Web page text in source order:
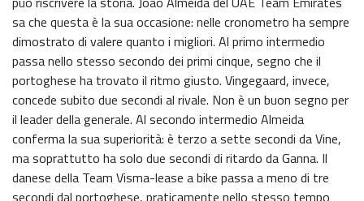
sa che questa è la sua occasione: nelle cronometro ha sempre
dimostrato di valere quanto i migliori. Al primo intermedio
passa nello stesso secondo dei primi cinque, segno che il
portoghese ha trovato il ritmo giusto. Vingegaard, invece,
concede subito due secondi al rivale. Non è un buon segno per
il leader della generale. Al secondo intermedio Almeida
conferma la sua superiorità: è terzo a sette secondi da Vine,
ma soprattutto ha solo due secondi di ritardo da Ganna. Il
danese della Team Visma-lease a bike passa a meno di tre